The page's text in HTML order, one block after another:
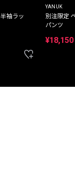
袖ラッ
YANUK
別注限定
パンツ
¥18,150